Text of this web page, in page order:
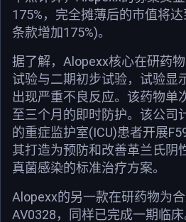
175%，完全摊薄后的市值将
条款增加175%)。
据了解，Alopexx核心在研药
试验与二期初步试验，试验显
出现严重不良反应。该药物单
至三个月的即时防护。该公司
的重症监护室(ICU)患者开展
其打造为预防和改善革兰氏阴
真菌感染的标准治疗方案。
Alopexx的另一款在研药物为
AV0328，同样已完成一期临